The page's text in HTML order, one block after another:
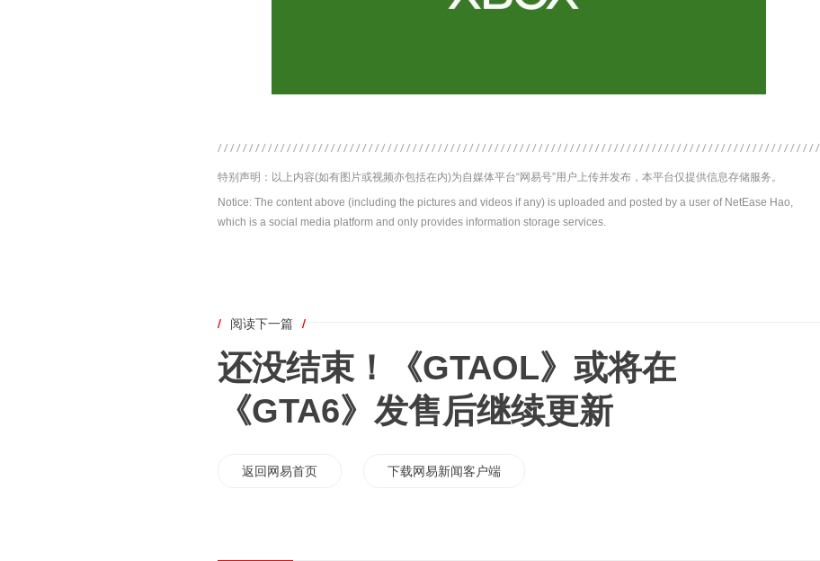
特别声明：以上内容(如有图片或视频亦包括在内)为自媒体平台“网易号”用户上传并发布，本平台仅提供信息存储服务。
Notice: The content above (including the pictures and videos if any) is uploaded and posted by a user of NetEase Hao,
which is a social media platform and only provides information storage services.
/ 阅读下一篇 /
还没结束！《GTAOL》或将在
《GTA6》发售后继续更新
返回网易首页 下载网易新闻客户端